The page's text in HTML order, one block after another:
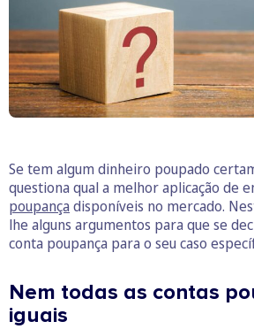
Se tem algum dinheiro poupado
questiona qual a melhor aplicação de
poupança disponíveis no mercado.
lhe alguns argumentos para que se
conta poupança para o seu caso
Nem todas as contas
iguais